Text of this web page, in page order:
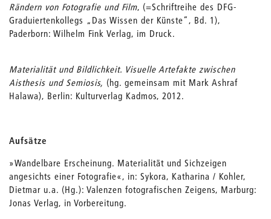
Rändern von Fotografie und Film, (=Schriftreihe des DFG-
Graduiertenkollegs „Das Wissen der Künste“, Bd. 1),
Paderborn: Wilhelm Fink Verlag, im Druck.
Materialität und Bildlichkeit. Visuelle Artefakte zwischen
Aisthesis und Semiosis, (hg. gemeinsam mit Mark Ashraf
Halawa), Berlin: Kulturverlag Kadmos, 2012.
Aufsätze
»Wandelbare Erscheinung. Materialität und Sichzeigen
angesichts einer Fotografie«, in: Sykora, Katharina / Kohler,
Dietmar u.a. (Hg.): Valenzen fotografischen Zeigens, Marburg:
Jonas Verlag, in Vorbereitung.